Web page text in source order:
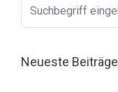
Neueste Beiträge